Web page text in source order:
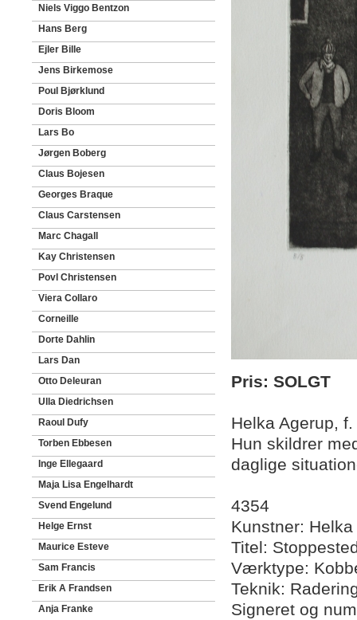
Niels Viggo Bentzon
Hans Berg
Ejler Bille
Jens Birkemose
Poul Bjørklund
Doris Bloom
Lars Bo
Jørgen Boberg
Claus Bojesen
Georges Braque
Claus Carstensen
Marc Chagall
Kay Christensen
Povl Christensen
Viera Collaro
Corneille
Dorte Dahlin
Lars Dan
Otto Deleuran
Ulla Diedrichsen
Raoul Dufy
Torben Ebbesen
Inge Ellegaard
Maja Lisa Engelhardt
Svend Engelund
Helge Ernst
Maurice Esteve
Sam Francis
Erik A Frandsen
Anja Franke
Pris: SOLGT
Helka Agerup,
Hun skildrer
daglige
4354
Kunstner: Helka
Titel:
Værktype:
Teknik:
Signeret og